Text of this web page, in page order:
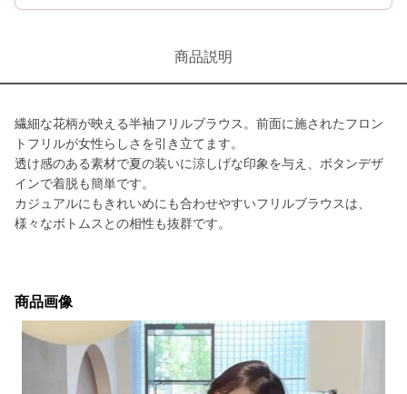
商品説明
繊細な花柄が映える半袖フリルブラウス。前面に施されたフロン
トフリルが女性らしさを引き立てます。
透け感のある素材で夏の装いに涼しげな印象を与え、ボタンデザ
インで着脱も簡単です。
カジュアルにもきれいめにも合わせやすいフリルブラウスは、
様々なボトムスとの相性も抜群です。
商品画像